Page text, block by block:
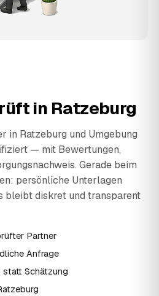
in Ratzeburg
in Ratzeburg und Umgebung
— mit Bewertungen,
Gerade beim
persönliche Unterlagen
bleibt diskret und transparent
Partner
Anfrage
statt Schätzung